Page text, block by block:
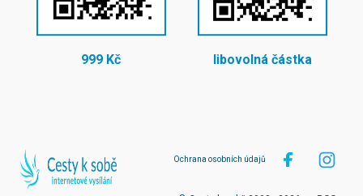
999 Kč libovolná částka
Ochrana osobních údajů